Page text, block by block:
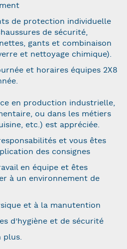
de protection individuelle
de sécurité,
gants et combinaison
et nettoyage chimique).
et horaires équipes 2X8
en production industrielle,
ou dans les métiers
etc.) est appréciée.
et vous êtes
des consignes
en équipe et êtes
à un environnement de
et à la manutention
d’hygiène et de sécurité
plus.